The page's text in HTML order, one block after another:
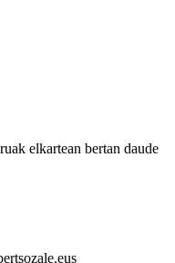
elkartean bertan daude